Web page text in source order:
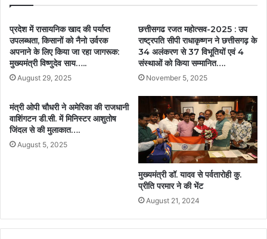
प्रदेश में रासायनिक खाद की पर्याप्त
उपलब्धता, किसानों को नैनो उर्वरक
अपनाने के लिए किया जा रहा जागरूक:
मुख्यमंत्री विष्णुदेव साय…..
August 29, 2025
छत्तीसगढ रजत महोत्सव-2025 : उप
राष्ट्रपति सीपी राधाकृष्णन ने छत्तीसगढ़ के
34 अलंकरण से 37 विभूतियों एवं 4
संस्थाओं को किया सम्मानित….
November 5, 2025
मंत्री ओपी चौधरी ने अमेरिका की राजधानी
वाशिंगटन डी.सी. में मिनिस्टर आशुतोष
जिंदल से की मुलाकात….
August 5, 2025
मुख्यमंत्री डॉ. यादव से पर्वतारोही कु.
प्रीति परमार ने की भेंट
August 21, 2024